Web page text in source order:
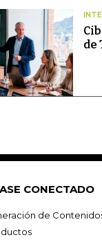
de
CONECTADO
de